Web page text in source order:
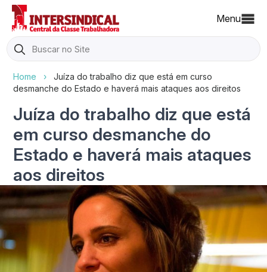
Menu
Search
for:
Home ›
Juíza do trabalho diz que está em curso
desmanche do Estado e haverá mais ataques aos direitos
Juíza do trabalho diz que está
em curso desmanche do
Estado e haverá mais ataques
aos direitos